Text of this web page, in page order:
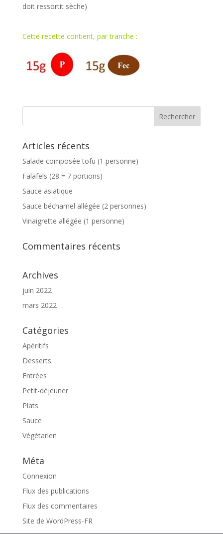
doit ressortit sèche)
Cette recette contient, par tranche :
Articles récents
Salade composée tofu (1 personne)
Falafels (28 = 7 portions)
Sauce asiatique
Sauce béchamel allégée (2 personnes)
Vinaigrette allégée (1 personne)
Commentaires récents
Archives
juin 2022
mars 2022
Catégories
Apéritifs
Desserts
Entrées
Petit-déjeuner
Plats
Sauce
Végétarien
Méta
Connexion
Flux des publications
Flux des commentaires
Site de WordPress-FR